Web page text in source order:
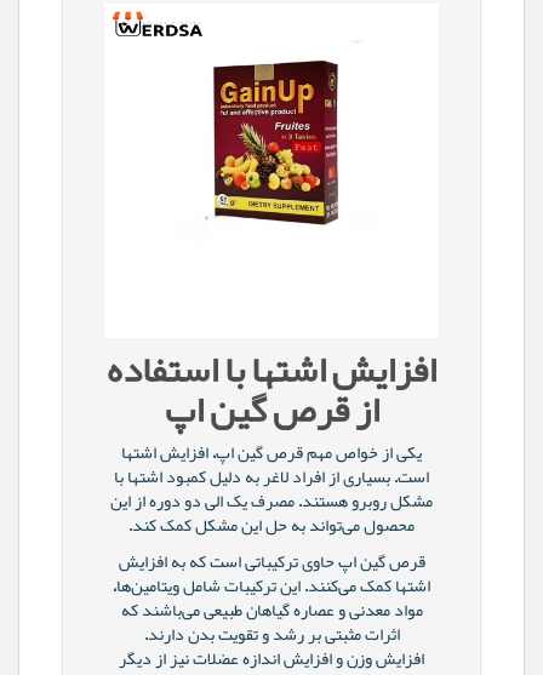
افزایش اشتها با استفاده
از قرص گین اپ
یکی از خواص مهم قرص گین اپ، افزایش اشتها
است. بسیاری از افراد لاغر به دلیل کمبود اشتها با
مشکل روبرو هستند. مصرف یک الی دو دوره از این
محصول می‌تواند به حل این مشکل کمک کند.
قرص گین اپ حاوی ترکیباتی است که به افزایش
اشتها کمک می‌کنند. این ترکیبات شامل ویتامین‌ها،
مواد معدنی و عصاره گیاهان طبیعی می‌باشند که
اثرات مثبتی بر رشد و تقویت بدن دارند.
افزایش وزن و افزایش اندازه عضلات نیز از دیگر